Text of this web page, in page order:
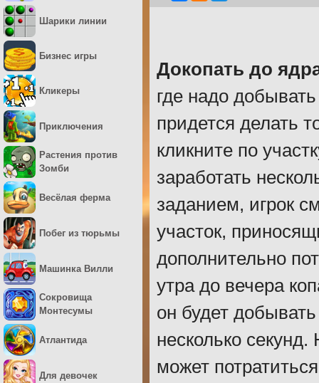
Докопать до
где надо
придется делать
кликните по
заработать
заданием, игрок
участок,
дополнительно
утра до вечера
он будет
несколько
может
Шарики линии
Бизнес игры
Кликеры
Приключения
Растения против
Зомби
Весёлая ферма
Побег из тюрьмы
Машинка Вилли
Сокровища
Монтесумы
Атлантида
Для девочек